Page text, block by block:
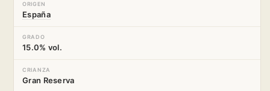
ORIGEN
España
GRADO
15.0% vol.
CRIANZA
Gran Reserva